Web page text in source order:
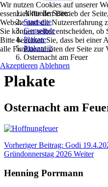
Aktuelle Seite:
Startseite
Gemeinde
Plakate
Plakate 2
Osternacht am Feuer
Plakate
Osternacht am
Vorheriger Beitrag: Godi
Gründonnerstag 2026 Weiter
Henning Porrmann
Wir nutzen Cookies auf unserer
essenziell für den Betrieb der
Website und die Nutzererfahrung
Sie können selbst entscheiden,
Bitte beachten Sie, dass bei
alle Funktionalitäten der Seite zur
Akzeptieren Ablehnen